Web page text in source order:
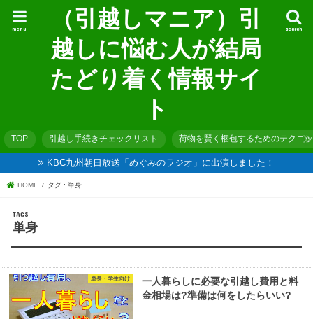
（引越しマニア）引
越しに悩む人が結局
たどり着く情報サイ
ト
search
menu
TOP 引越し手続きチェックリスト 荷物を賢く梱包するためのテクニ
KBC九州朝日放送「めぐみのラジオ」に出演しました！
HOME タグ : 単身
単身
単身・学生向け
一人暮らしに必要な引越し費用と料
金相場は?準備は何をしたらいい?